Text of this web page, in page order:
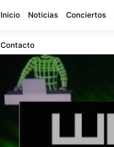
Inicio Noticias Conciertos
Contacto